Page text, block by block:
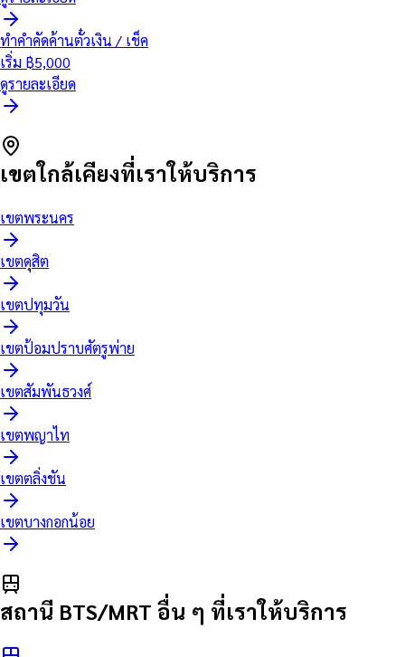
ทำคำคัดค้านตั๋วเงิน / เช็ค
เริ่ม ฿5,000
ดูรายละเอียด
เขตใกล้เคียงที่เราให้บริการ
เขตพระนคร
เขตดุสิต
เขตปทุมวัน
เขตป้อมปราบศัตรูพ่าย
เขตสัมพันธวงศ์
เขตพญาไท
เขตตลิ่งชัน
เขตบางกอกน้อย
สถานี BTS/MRT อื่น ๆ ที่เราให้บริการ